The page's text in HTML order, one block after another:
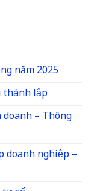
năm 2025
thành lập
– Thông
doanh nghiệp –